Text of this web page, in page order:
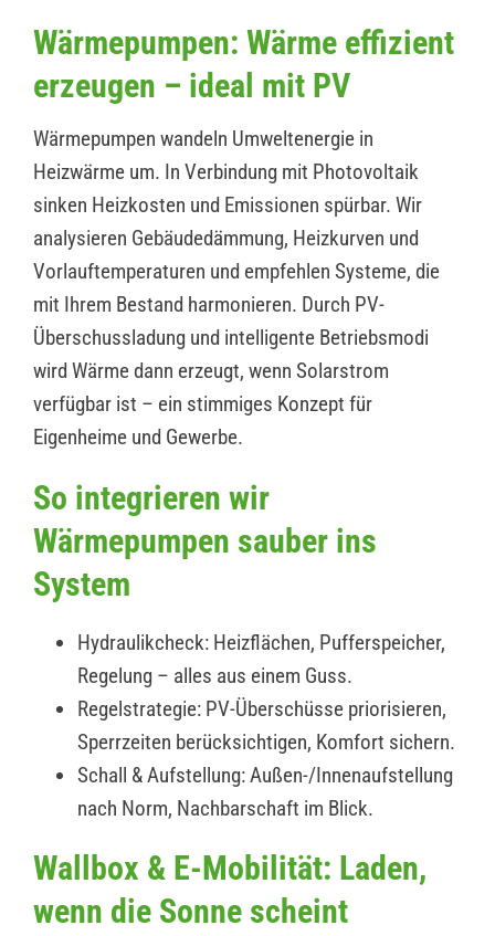
Wärmepumpen: Wärme effizient
erzeugen – ideal mit PV
Wärmepumpen wandeln Umweltenergie in
Heizwärme um. In Verbindung mit Photovoltaik
sinken Heizkosten und Emissionen spürbar. Wir
analysieren Gebäudedämmung, Heizkurven und
Vorlauftemperaturen und empfehlen Systeme, die
mit Ihrem Bestand harmonieren. Durch PV-
Überschussladung und intelligente Betriebsmodi
wird Wärme dann erzeugt, wenn Solarstrom
verfügbar ist – ein stimmiges Konzept für
Eigenheime und Gewerbe.
So integrieren wir
Wärmepumpen sauber ins
System
Hydraulikcheck: Heizflächen, Pufferspeicher,
Regelung – alles aus einem Guss.
Regelstrategie: PV-Überschüsse priorisieren,
Sperrzeiten berücksichtigen, Komfort sichern.
Schall & Aufstellung: Außen-/Innenaufstellung
nach Norm, Nachbarschaft im Blick.
Wallbox & E-Mobilität: Laden,
wenn die Sonne scheint